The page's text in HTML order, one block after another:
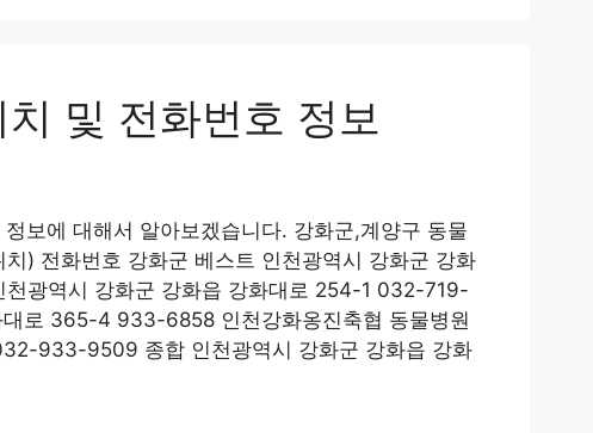
및 전화번호 정보
보에 대해서 알아보겠습니다. 강화군,계양구 동물
) 전화번호 강화군 베스트 인천광역시 강화군 강화
광역시 강화군 강화읍 강화대로 254-1 032-719-
로 365-4 933-6858 인천강화옹진축협 동물병원
933-9509 종합 인천광역시 강화군 강화읍 강화